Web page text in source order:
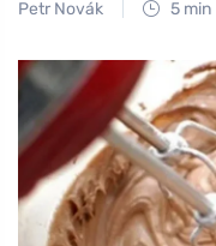
Petr Novák 5 min